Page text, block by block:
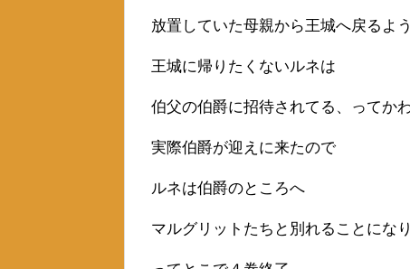
放置していた母親から王城へ戻るよ
王城に帰りたくないルネは
伯父の伯爵に招待されてる、ってか
実際伯爵が迎えに来たので
ルネは伯爵のところへ
マルグリットたちと別れることにな